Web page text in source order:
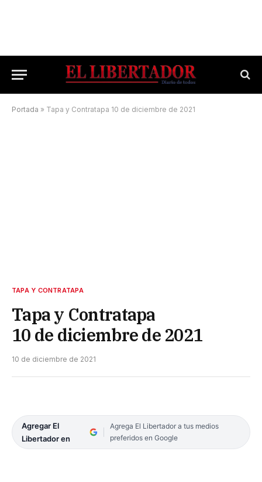
Portada » Tapa y Contratapa 10 de diciembre de 2021
TAPA Y CONTRATAPA
Tapa y Contratapa
10 de diciembre de 2021
10 de diciembre de 2021
Agregar El
Libertador en
Agrega El Libertador a tus medios
preferidos en Google